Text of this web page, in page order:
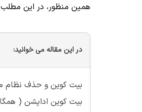
همین منظور، در این
در این مقاله می خوانید:
بیت کوین و حذف نظام
بیت کوین اداپشن (